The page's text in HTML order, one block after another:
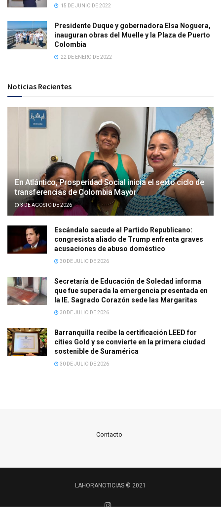
15 DE JUNIO DE 2022
Presidente Duque y gobernadora Elsa Noguera,
inauguran obras del Muelle y la Plaza de Puerto
Colombia
22 DE ENERO DE 2022
Noticias Recientes
En Atlántico, Prosperidad Social inicia el sexto ciclo de
transferencias de Colombia Mayor
3 DE AGOSTO DE 2026
Escándalo sacude al Partido Republicano:
congresista aliado de Trump enfrenta graves
acusaciones de abuso doméstico
30 DE JULIO DE 2026
Secretaría de Educación de Soledad informa
que fue superada la emergencia presentada en
la IE. Sagrado Corazón sede las Margaritas
30 DE JULIO DE 2026
Barranquilla recibe la certificación LEED for
cities Gold y se convierte en la primera ciudad
sostenible de Suramérica
30 DE JULIO DE 2026
Contacto
LAHORANOTICIAS © 2021